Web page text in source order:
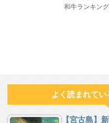
和牛ランキング
よく読まれてい
【宮古島】